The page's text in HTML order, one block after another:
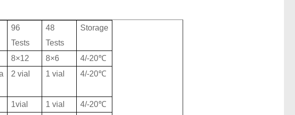
96
Tests
48
Tests
Storage
8×12 8×6
4/-20℃
2 vial 1 vial 4/-20℃
1vial 1 vial
4/-20℃